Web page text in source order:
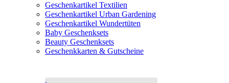
Geschenkartikel Textilien
Geschenkartikel Urban Gardening
Geschenkartikel Wundertüten
Baby Geschenksets
Beauty Geschenksets
Geschenkkarten & Gutscheine